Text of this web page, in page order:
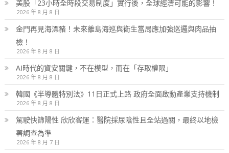
美股「23小時全時段交易制度」實行後，全球經濟可能的影響！
2026 年 8 月 8 日
金門再見海漂豬！未來離島海巡與衛生當局應加強巡邏與肉品抽
檢！
2026 年 8 月 8 日
AI時代的資安關鍵，不在模型，而在「存取權限」
2026 年 8 月 8 日
韓國《半導體特別法》11日正式上路 政府全面啟動產業支持機制
2026 年 8 月 8 日
駕駛快篩陽性 欣欣客運：醫院採尿陰性且全站過關，最終以地檢
署調查為準
2026 年 8 月 7 日